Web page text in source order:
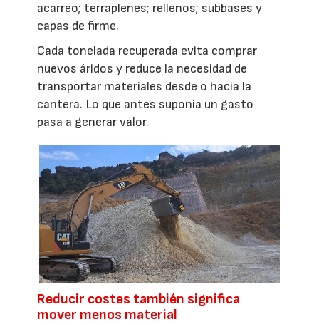
acarreo; terraplenes; rellenos; subbases y
capas de firme.
Cada tonelada recuperada evita comprar
nuevos áridos y reduce la necesidad de
transportar materiales desde o hacia la
cantera. Lo que antes suponía un gasto
pasa a generar valor.
Reducir costes también significa
mover menos material